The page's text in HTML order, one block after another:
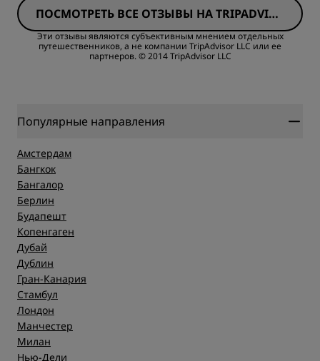
Цена/качество
Качество сна
Чистота
Обслуживание
ПОСМОТРЕТЬ ВСЕ ОТЗЫВЫ НА TRIPADVISO
R
Эти отзывы являются субъективным мнением отдельных
путешественников, а не компании TripAdvisor LLC или ее
партнеров. © 2014 TripAdvisor LLC
Популярные направления
Амстердам
Бангкок
Бангалор
Берлин
Будапешт
Копенгаген
Дубай
Дублин
Гран-Канария
Стамбул
Лондон
Манчестер
Милан
Нью-Дели